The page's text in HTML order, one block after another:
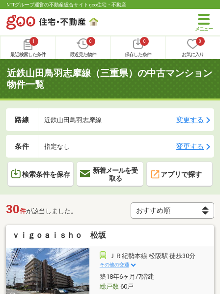
NTTグループ運営の不動産総合サイト goo住宅・不動産
1
最近検索した条件
0
最近見た物件
0
保存した条件
0
お気に入り
近鉄山田鳥羽志摩線（三重県）の中古マンション
物件一覧
路線 近鉄山田鳥羽志摩線 変更する
条件 指定なし 変更する
検索条件を保存
新着メールを受
取る
アプリで探す
30件が該当しました。
ｖｉｇｏａｉｓｈｏ 松坂
ＪＲ紀勢本線 松阪駅 徒歩30分
その他の交通
築18年6ヶ月/7階建
総戸数60戸